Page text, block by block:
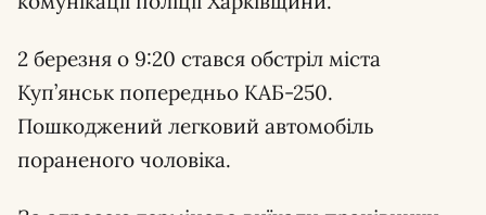
2 березня о 9:20 стався обстріл міста
Куп’янськ попередньо КАБ-250.
Пошкоджений легковий автомобіль
пораненого чоловіка.